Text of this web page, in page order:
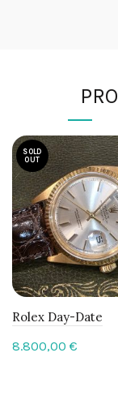
SOLD
OUT
Rolex Day-Date
8.800,00 €